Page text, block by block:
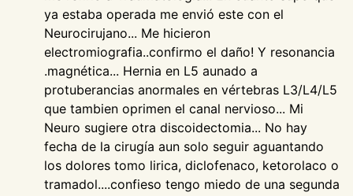
ya estaba operada me envió este con el
Neurocirujano... Me hicieron
electromiografia..confirmo el daño! Y resonancia
.magnética... Hernia en L5 aunado a
protuberancias anormales en vértebras L3/L4/L5
que tambien oprimen el canal nervioso... Mi
Neuro sugiere otra discoidectomia... No hay
fecha de la cirugía aun solo seguir aguantando
los dolores tomo lirica, diclofenaco, ketorolaco o
tramadol....confieso tengo miedo de una segunda